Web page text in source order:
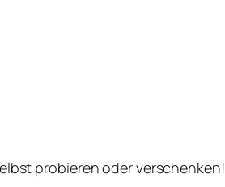
probieren oder verschenken!